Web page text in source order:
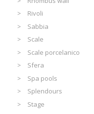
Rivoli
Sabbia
Scale
Scale porcelanico
Sfera
Spa pools
Splendours
Stage